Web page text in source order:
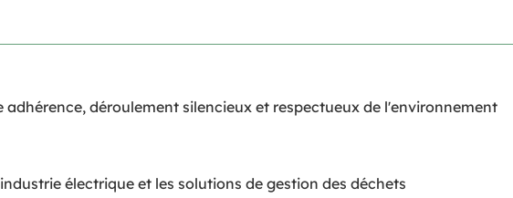
déroulement silencieux et respectueux de l'environnement
électrique et les solutions de gestion des déchets